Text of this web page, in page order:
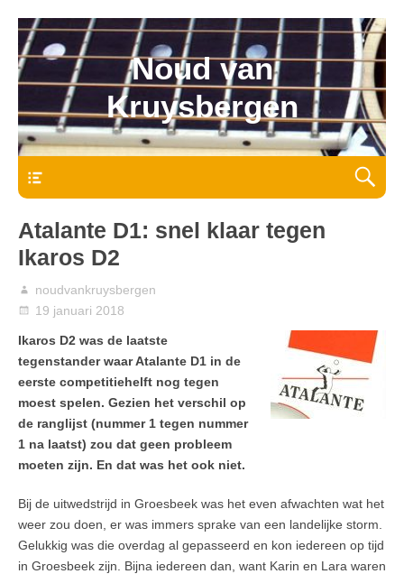
Noud van
Kruysbergen
Atalante D1: snel klaar tegen
Ikaros D2
noudvankruysbergen
19 januari 2018
Ikaros D2 was de laatste
tegenstander waar Atalante D1 in de
eerste competitiehelft nog tegen
moest spelen. Gezien het verschil op
de ranglijst (nummer 1 tegen nummer
1 na laatst) zou dat geen probleem
moeten zijn. En dat was het ook niet.
Bij de uitwedstrijd in Groesbeek was het even afwachten wat het
weer zou doen, er was immers sprake van een landelijke storm.
Gelukkig was die overdag al gepasseerd en kon iedereen op tijd
in Groesbeek zijn. Bijna iedereen dan, want Karin en Lara waren